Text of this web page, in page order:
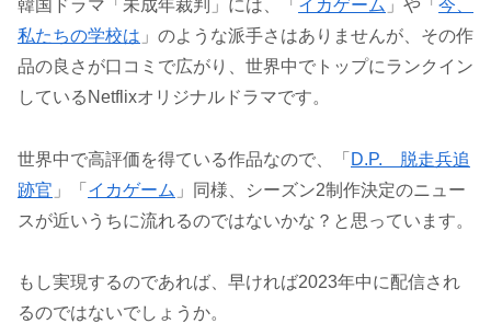
韓国ドラマ「未成年裁判」には、「 イカゲーム 」や「 今、
私たちの学校は 」のような派手さはありませんが、その作
品の良さが口コミで広がり、世界中でトップにランクイン
しているNetflixオリジナルドラマです。
世界中で高評価を得ている作品なので、「 D.P. 脱走兵追
跡官 」「 イカゲーム 」同様、シーズン2制作決定のニュー
スが近いうちに流れるのではないかな？と思っています。
もし実現するのであれば、早ければ2023年中に配信され
るのではないでしょうか。